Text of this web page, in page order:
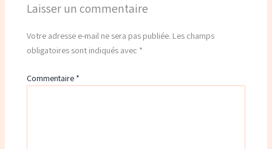
Laisser un commentaire
Votre adresse e-mail ne sera pas publiée. Les champs
obligatoires sont indiqués avec *
Commentaire *